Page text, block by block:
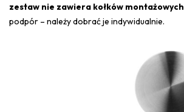
zestaw nie zawiera kołków montażowych
podpór – należy dobrać je indywidualnie.